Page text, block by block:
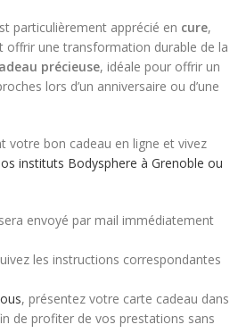
particulièrement apprécié en cure,
offrir une transformation durable de la
précieuse, idéale pour offrir un
lors d’un anniversaire ou d’une
votre bon cadeau en ligne et vivez
instituts Bodysphere à Grenoble ou
envoyé par mail immédiatement
les instructions correspondantes
, présentez votre carte cadeau dans
de profiter de vos prestations sans